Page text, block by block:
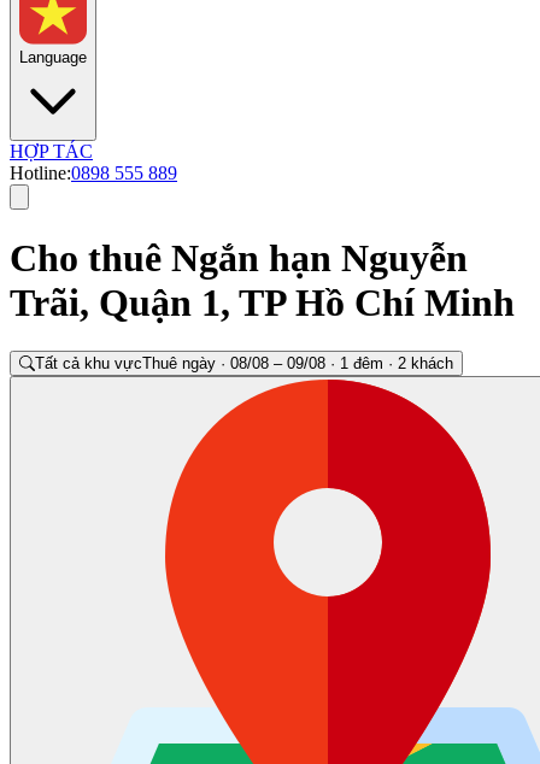
Language
HỢP TÁC
Hotline:0898 555 889
Cho thuê Ngắn hạn Nguyễn
Trãi, Quận 1, TP Hồ Chí Minh
Tất cả khu vựcThuê ngày · 08/08 – 09/08 · 1 đêm · 2 khách